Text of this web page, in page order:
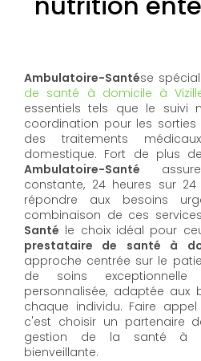
Ambulatoire-Santése
de santé à domicile à
essentiels tels que le suivi
coordination pour les
des traitements
domestique. Fort de plus
Ambulatoire-Santé
constante, 24 heures sur
répondre aux besoins
combinaison de ces
Santé le choix idéal pour
prestataire de santé à
approche centrée sur le
de soins
personnalisée, adaptée aux
chaque individu. Faire
c'est choisir un partenaire
gestion de la santé à
bienveillante.